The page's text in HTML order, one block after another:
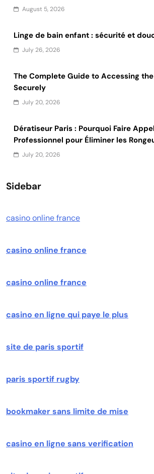
August 5, 2026
Linge de bain enfant : sécurité et
July 26, 2026
The Complete Guide to Accessing
Securely
July 20, 2026
Dératiseur Paris : Pourquoi Faire
Professionnel pour Éliminer les
July 20, 2026
Sidebar
casino online france
casino online france
casino online france
casino en ligne qui paye le plus
site de paris sportif
paris sportif rugby
bookmaker sans limite de mise
casino en ligne sans verification